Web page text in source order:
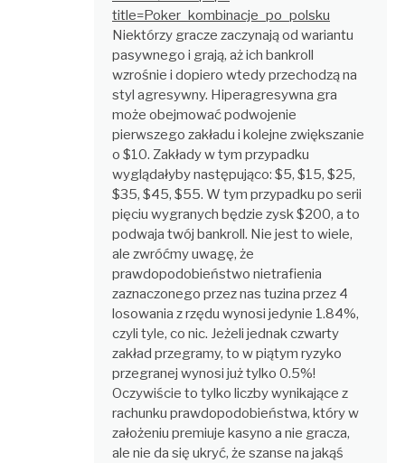
title=Poker_kombinacje_po_polsku
Niektórzy gracze zaczynają od wariantu
pasywnego i grają, aż ich bankroll
wzrośnie i dopiero wtedy przechodzą na
styl agresywny. Hiperagresywna gra
może obejmować podwojenie
pierwszego zakładu i kolejne zwiększanie
o $10. Zakłady w tym przypadku
wyglądałyby następująco: $5, $15, $25,
$35, $45, $55. W tym przypadku po serii
pięciu wygranych będzie zysk $200, a to
podwaja twój bankroll. Nie jest to wiele,
ale zwróćmy uwagę, że
prawdopodobieństwo nietrafienia
zaznaczonego przez nas tuzina przez 4
losowania z rzędu wynosi jedynie 1.84%,
czyli tyle, co nic. Jeżeli jednak czwarty
zakład przegramy, to w piątym ryzyko
przegranej wynosi już tylko 0.5%!
Oczywiście to tylko liczby wynikające z
rachunku prawdopodobieństwa, który w
założeniu premiuje kasyno a nie gracza,
ale nie da się ukryć, że szanse na jakąś